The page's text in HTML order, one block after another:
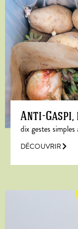
Anti-
dix gestes
DÉCOUVRIR